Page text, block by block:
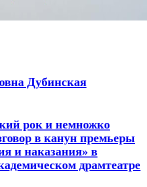
Дубинская
рок и немножко
в канун премьеры
и наказания» в
драмтеатре